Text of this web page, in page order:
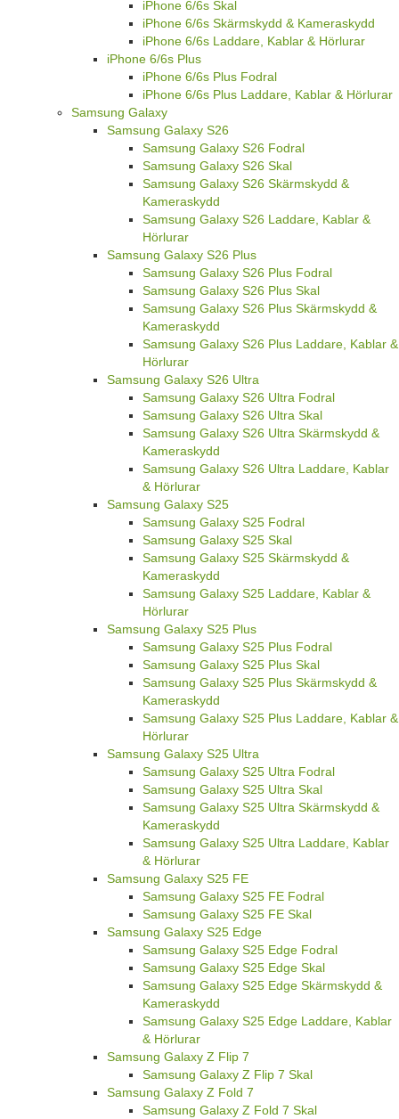
iPhone 6/6s Skal
iPhone 6/6s Skärmskydd & Kameraskydd
iPhone 6/6s Laddare, Kablar & Hörlurar
iPhone 6/6s Plus
iPhone 6/6s Plus Fodral
iPhone 6/6s Plus Laddare, Kablar & Hörlurar
Samsung Galaxy
Samsung Galaxy S26
Samsung Galaxy S26 Fodral
Samsung Galaxy S26 Skal
Samsung Galaxy S26 Skärmskydd &
Kameraskydd
Samsung Galaxy S26 Laddare, Kablar &
Hörlurar
Samsung Galaxy S26 Plus
Samsung Galaxy S26 Plus Fodral
Samsung Galaxy S26 Plus Skal
Samsung Galaxy S26 Plus Skärmskydd &
Kameraskydd
Samsung Galaxy S26 Plus Laddare, Kablar &
Hörlurar
Samsung Galaxy S26 Ultra
Samsung Galaxy S26 Ultra Fodral
Samsung Galaxy S26 Ultra Skal
Samsung Galaxy S26 Ultra Skärmskydd &
Kameraskydd
Samsung Galaxy S26 Ultra Laddare, Kablar
& Hörlurar
Samsung Galaxy S25
Samsung Galaxy S25 Fodral
Samsung Galaxy S25 Skal
Samsung Galaxy S25 Skärmskydd &
Kameraskydd
Samsung Galaxy S25 Laddare, Kablar &
Hörlurar
Samsung Galaxy S25 Plus
Samsung Galaxy S25 Plus Fodral
Samsung Galaxy S25 Plus Skal
Samsung Galaxy S25 Plus Skärmskydd &
Kameraskydd
Samsung Galaxy S25 Plus Laddare, Kablar &
Hörlurar
Samsung Galaxy S25 Ultra
Samsung Galaxy S25 Ultra Fodral
Samsung Galaxy S25 Ultra Skal
Samsung Galaxy S25 Ultra Skärmskydd &
Kameraskydd
Samsung Galaxy S25 Ultra Laddare, Kablar
& Hörlurar
Samsung Galaxy S25 FE
Samsung Galaxy S25 FE Fodral
Samsung Galaxy S25 FE Skal
Samsung Galaxy S25 Edge
Samsung Galaxy S25 Edge Fodral
Samsung Galaxy S25 Edge Skal
Samsung Galaxy S25 Edge Skärmskydd &
Kameraskydd
Samsung Galaxy S25 Edge Laddare, Kablar
& Hörlurar
Samsung Galaxy Z Flip 7
Samsung Galaxy Z Flip 7 Skal
Samsung Galaxy Z Fold 7
Samsung Galaxy Z Fold 7 Skal